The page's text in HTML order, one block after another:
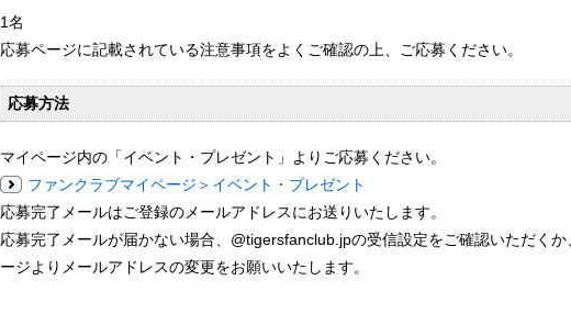
1名
応募ページに記載されている注意事項をよくご確認の上、ご応募ください。
応募方法
マイページ内の「イベント・プレゼント」よりご応募ください。
ファンクラブマイページ＞イベント・プレゼント
応募完了メールはご登録のメールアドレスにお送りいたします。
応募完了メールが届かない場合、@tigersfanclub.jpの受信設定をご確認いただく
ージよりメールアドレスの変更をお願いいたします。